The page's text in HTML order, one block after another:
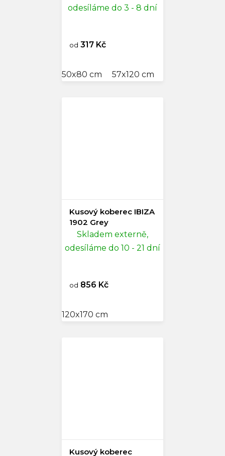
odesíláme do 3 - 8 dní
od 317 Kč
50x80 cm 57x120 cm
Kusový koberec IBIZA
1902 Grey
Skladem externě,
odesíláme do 10 - 21 dní
od 856 Kč
120x170 cm
Kusový koberec